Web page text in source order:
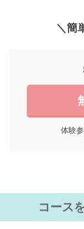
＼簡
体験参
コース